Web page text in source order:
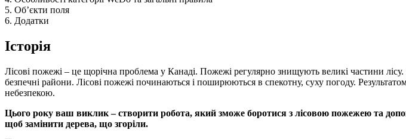
5. Об’єкти поля
6. Додатки
Історія
Лісові пожежі – це щорічна проблема у Канаді. Пожежі регулярно знищують великі частини
безпечні райони. Лісові пожежі починаються і поширюються в спекотну, суху погоду.
небезпекою.
Цього року ваш виклик – створити робота, який зможе боротися з лісовою пожежею та
щоб замінити дерева, що згоріли.